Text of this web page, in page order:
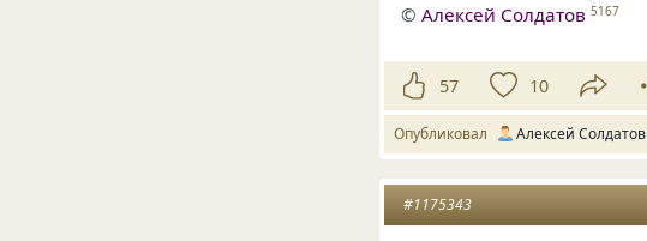
©Алексей Солдатов 5167
57 10
Опубликовал Алексей Солдатов
#1175343